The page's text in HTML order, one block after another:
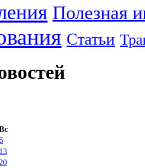
Полезная
Статьи
13
20